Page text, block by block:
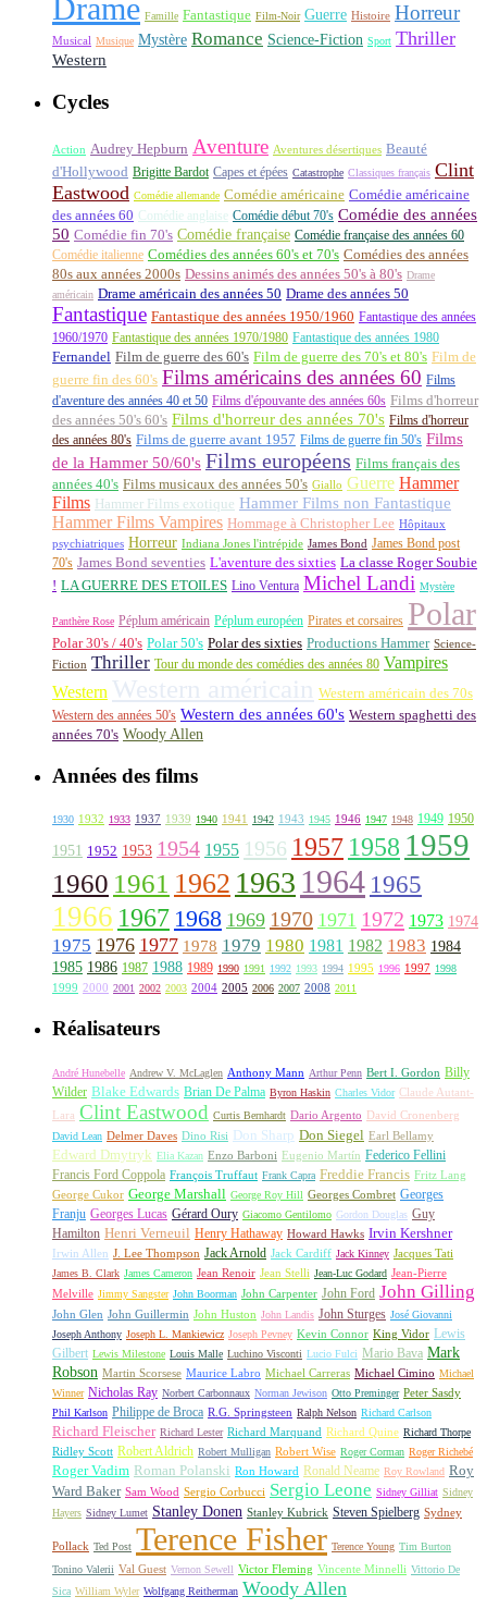
Drame Famille Fantastique Film-Noir Guerre Histoire Horreur
Musical Musique Mystère Romance Science-Fiction Sport Thriller
Western
Cycles
Action Audrey Hepburn Aventure Aventures désertiques Beauté
d'Hollywood Brigitte Bardot Capes et épées Catastrophe Classiques français Clint
Eastwood Comédie allemande Comédie américaine Comédie américaine
des années 60 Comédie anglaise Comédie début 70's Comédie des années
50 Comédie fin 70's Comédie française Comédie française des années 60
Comédie italienne Comédies des années 60's et 70's Comédies des années
80s aux années 2000s Dessins animés des années 50's à 80's Drame
américain Drame américain des années 50 Drame des années 50
Fantastique Fantastique des années 1950/1960 Fantastique des années
1960/1970 Fantastique des années 1970/1980 Fantastique des années 1980
Fernandel Film de guerre des 60's Film de guerre des 70's et 80's Film de
guerre fin des 60's Films américains des années 60 Films
d'aventure des années 40 et 50 Films d'épouvante des années 60s Films d'horreur
des années 50's 60's Films d'horreur des années 70's Films d'horreur
des années 80's Films de guerre avant 1957 Films de guerre fin 50's Films
de la Hammer 50/60's Films européens Films français des
années 40's Films musicaux des années 50's Giallo Guerre Hammer
Films Hammer Films exotique Hammer Films non Fantastique
Hammer Films Vampires Hommage à Christopher Lee Hôpitaux
psychiatriques Horreur Indiana Jones l'intrépide James Bond James Bond post
70's James Bond seventies L'aventure des sixties La classe Roger Soubie
! LA GUERRE DES ETOILES Lino Ventura Michel Landi Mystère
Panthère Rose Péplum américain Péplum européen Pirates et corsaires Polar
Polar 30's / 40's Polar 50's Polar des sixties Productions Hammer Science-
Fiction Thriller Tour du monde des comédies des années 80 Vampires
Western Western américain Western américain des 70s
Western des années 50's Western des années 60's Western spaghetti des
années 70's Woody Allen
Années des films
1930 1932 1933 1937 1939 1940 1941 1942 1943 1945 1946 1947 1948 1949 1950
1951 1952 1953 1954 1955 1956 1957 1958 1959
1960 1961 1962 1963 1964 1965
1966 1967 1968 1969 1970 1971 1972 1973 1974
1975 1976 1977 1978 1979 1980 1981 1982 1983 1984
1985 1986 1987 1988 1989 1990 1991 1992 1993 1994 1995 1996 1997 1998
1999 2000 2001 2002 2003 2004 2005 2006 2007 2008 2011
Réalisateurs
André Hunebelle Andrew V. McLaglen Anthony Mann Arthur Penn Bert I. Gordon Billy
Wilder Blake Edwards Brian De Palma Byron Haskin Charles Vidor Claude Autant-
Lara Clint Eastwood Curtis Bernhardt Dario Argento David Cronenberg
David Lean Delmer Daves Dino Risi Don Sharp Don Siegel Earl Bellamy
Edward Dmytryk Elia Kazan Enzo Barboni Eugenio Martín Federico Fellini
Francis Ford Coppola François Truffaut Frank Capra Freddie Francis Fritz Lang
George Cukor George Marshall George Roy Hill Georges Combret Georges
Franju Georges Lucas Gérard Oury Giacomo Gentilomo Gordon Douglas Guy
Hamilton Henri Verneuil Henry Hathaway Howard Hawks Irvin Kershner
Irwin Allen J. Lee Thompson Jack Arnold Jack Cardiff Jack Kinney Jacques Tati
James B. Clark James Cameron Jean Renoir Jean Stelli Jean-Luc Godard Jean-Pierre
Melville Jimmy Sangster John Boorman John Carpenter John Ford John Gilling
John Glen John Guillermin John Huston John Landis John Sturges José Giovanni
Joseph Anthony Joseph L. Mankiewicz Joseph Pevney Kevin Connor King Vidor Lewis
Gilbert Lewis Milestone Louis Malle Luchino Visconti Lucio Fulci Mario Bava Mark
Robson Martin Scorsese Maurice Labro Michael Carreras Michael Cimino Michael
Winner Nicholas Ray Norbert Carbonnaux Norman Jewison Otto Preminger Peter Sasdy
Phil Karlson Philippe de Broca R.G. Springsteen Ralph Nelson Richard Carlson
Richard Fleischer Richard Lester Richard Marquand Richard Quine Richard Thorpe
Ridley Scott Robert Aldrich Robert Mulligan Robert Wise Roger Corman Roger Richebé
Roger Vadim Roman Polanski Ron Howard Ronald Neame Roy Rowland Roy
Ward Baker Sam Wood Sergio Corbucci Sergio Leone Sidney Gilliat Sidney
Hayers Sidney Lumet Stanley Donen Stanley Kubrick Steven Spielberg Sydney
Pollack Ted Post Terence Fisher Terence Young Tim Burton
Tonino Valerii Val Guest Vernon Sewell Victor Fleming Vincente Minnelli Vittorio De
Sica William Wyler Wolfgang Reitherman Woody Allen